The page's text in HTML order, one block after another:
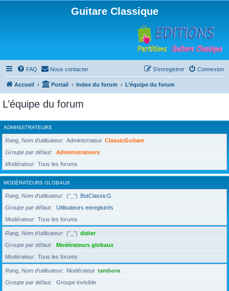
Guitare Classique
FAQ Nous contacter Connexion
S’enregistrer
Accueil Portail Index du forum L’équipe du forum
L’équipe du forum
ADMINISTRATEURS
Rang, Nom d’utilisateur Administrateur ClassicGuitare
Groupe par défaut
Administrateurs
Modérateur
Tous les forums
MODÉRATEURS GLOBAUX
Rang, Nom d’utilisateur (°_°) BotClassicG
Groupe par défaut
Utilisateurs enregistrés
Modérateur
Tous les forums
Rang, Nom d’utilisateur (°_°) didier
Groupe par défaut
Modérateurs globaux
Modérateur
Tous les forums
Rang, Nom d’utilisateur Modérateur tambora
Groupe par défaut
Groupe invisible